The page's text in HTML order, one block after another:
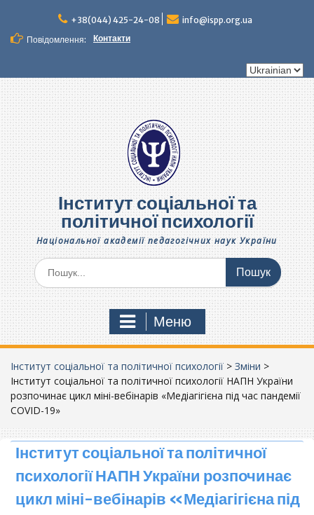
вмісту
+38(044) 425-24-08
info@ispp.org.ua
Повідомлення:
Контакти
Вибрати
Інститут соціальної та
політичної психології
Національної академії педагогічних наук України
Шукати:
Меню
Інститут соціальної та політичної психології > Зміни >
Інститут соціальної та політичної психології НАПН України
розпочинає цикл міні-вебінарів «Медіагігієна під час пандемії
COVID-19»
Інститут соціальної та політичної
психології НАПН України розпочинає
цикл міні-вебінарів «Медіагігієна під